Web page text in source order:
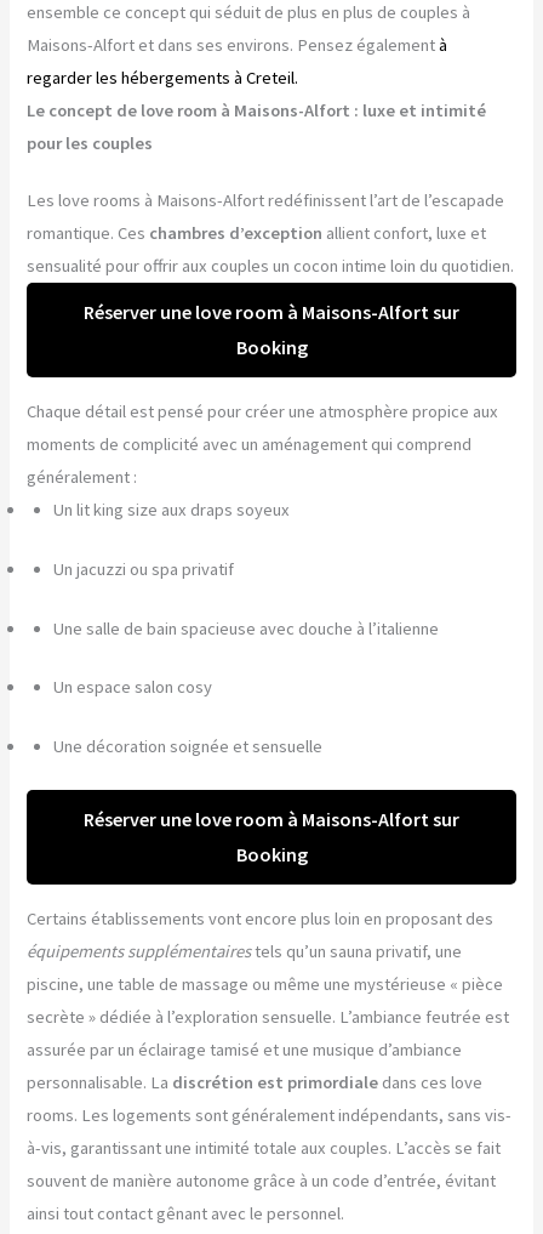
ensemble ce concept qui séduit de plus en plus de couples à
Maisons-Alfort et dans ses environs. Pensez égalementà
regarder les hébergements à Creteil.
Le concept de love room à Maisons-Alfort : luxe et intimité
pour les couples
Les love rooms à Maisons-Alfort redéfinissent l’art de l’escapade
romantique. Ces chambres d’exception allient confort, luxe et
sensualité pour offrir aux couples un cocon intime loin du quotidien.
Réserver une love room à Maisons-Alfort sur
Booking
Chaque détail est pensé pour créer une atmosphère propice aux
moments de complicité avec un aménagement qui comprend
généralement :
Un lit king size aux draps soyeux
Un jacuzzi ou spa privatif
Une salle de bain spacieuse avec douche à l’italienne
Un espace salon cosy
Une décoration soignée et sensuelle
Réserver une love room à Maisons-Alfort sur
Booking
Certains établissements vont encore plus loin en proposant des
équipements supplémentairestels qu’un sauna privatif, une
piscine, une table de massage ou même une mystérieuse « pièce
secrète » dédiée à l’exploration sensuelle. L’ambiance feutrée est
assurée par un éclairage tamisé et une musique d’ambiance
personnalisable. La discrétion est primordiale dans ces love
rooms. Les logements sont généralement indépendants, sans vis-
à-vis, garantissant une intimité totale aux couples. L’accès se fait
souvent de manière autonome grâce à un code d’entrée, évitant
ainsi tout contact gênant avec le personnel.